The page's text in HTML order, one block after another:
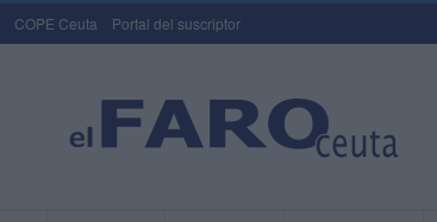
COPE Ceuta Portal del suscriptor